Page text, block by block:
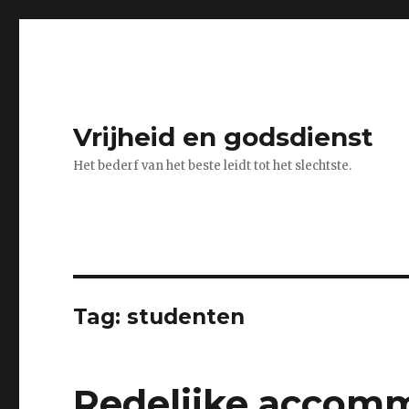
Vrijheid en godsdienst
Het bederf van het beste leidt tot het slechtste.
Tag:studenten